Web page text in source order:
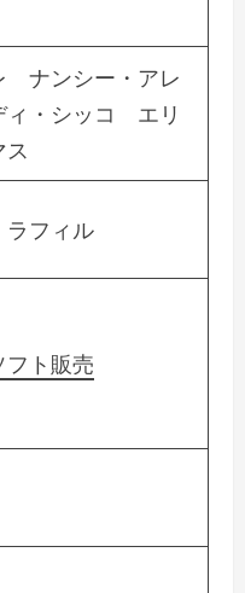
ナンシー・アレ
・シッコ エリ
ス
ラフィル
フト販売